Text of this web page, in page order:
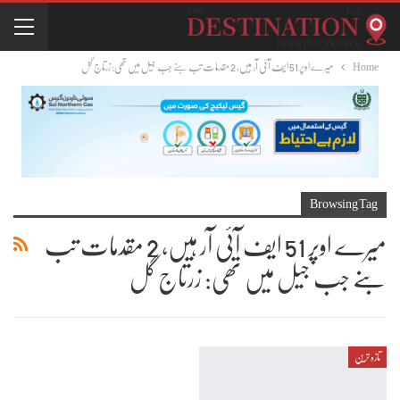
Home میرے اوپر 51 ایف آئی آر ہیں، 2 مقدمات تب بنے جب جیل میں تھی: زرتاج گل
Browsing Tag
میرے اوپر 51 ایف آئی آر ہیں، 2 مقدمات تب
بنے جب جیل میں تھی: زرتاج گل
تازہ ترین